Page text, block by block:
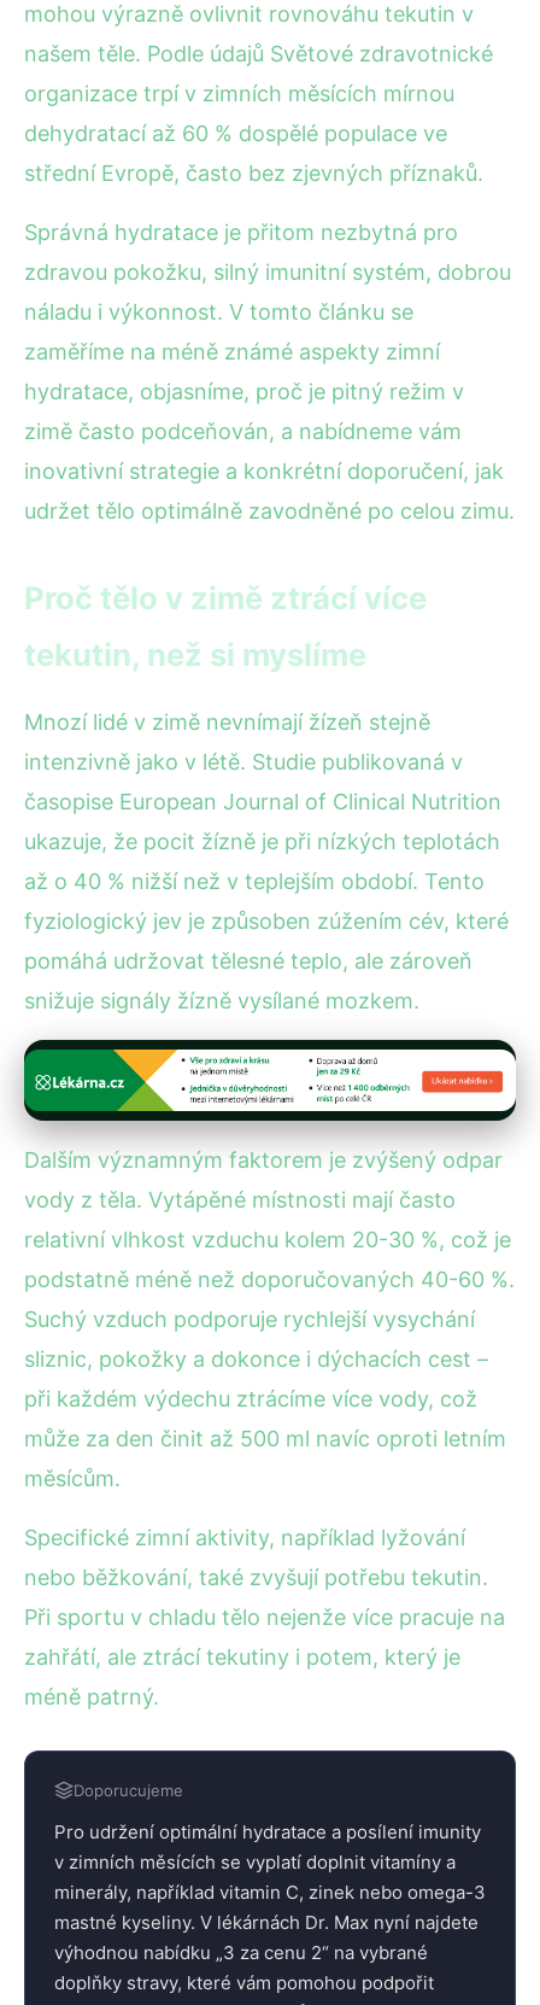
mohou výrazně ovlivnit rovnováhu tekutin v
našem těle. Podle údajů Světové zdravotnické
organizace trpí v zimních měsících mírnou
dehydratací až 60 % dospělé populace ve
střední Evropě, často bez zjevných příznaků.
Správná hydratace je přitom nezbytná pro
zdravou pokožku, silný imunitní systém, dobrou
náladu i výkonnost. V tomto článku se
zaměříme na méně známé aspekty zimní
hydratace, objasníme, proč je pitný režim v
zimě často podceňován, a nabídneme vám
inovativní strategie a konkrétní doporučení, jak
udržet tělo optimálně zavodněné po celou zimu.
Proč tělo v zimě ztrácí více
tekutin, než si myslíme
Mnozí lidé v zimě nevnímají žízeň stejně
intenzivně jako v létě. Studie publikovaná v
časopise European Journal of Clinical Nutrition
ukazuje, že pocit žízně je při nízkých teplotách
až o 40 % nižší než v teplejším období. Tento
fyziologický jev je způsoben zúžením cév, které
pomáhá udržovat tělesné teplo, ale zároveň
snižuje signály žízně vysílané mozkem.
Dalším významným faktorem je zvýšený odpar
vody z těla. Vytápěné místnosti mají často
relativní vlhkost vzduchu kolem 20-30 %, což je
podstatně méně než doporučovaných 40-60 %.
Suchý vzduch podporuje rychlejší vysychání
sliznic, pokožky a dokonce i dýchacích cest –
při každém výdechu ztrácíme více vody, což
může za den činit až 500 ml navíc oproti letním
měsícům.
Specifické zimní aktivity, například lyžování
nebo běžkování, také zvyšují potřebu tekutin.
Při sportu v chladu tělo nejenže více pracuje na
zahřátí, ale ztrácí tekutiny i potem, který je
méně patrný.
Doporucujeme
Pro udržení optimální hydratace a posílení imunity
v zimních měsících se vyplatí doplnit vitamíny a
minerály, například vitamin C, zinek nebo omega-3
mastné kyseliny. V lékárnách Dr. Max nyní najdete
výhodnou nabídku „3 za cenu 2“ na vybrané
doplňky stravy, které vám pomohou podpořit